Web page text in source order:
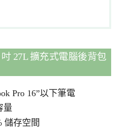
吋 27L 擴充式電腦後背包
Pro 16”以下筆電
量
儲存空間